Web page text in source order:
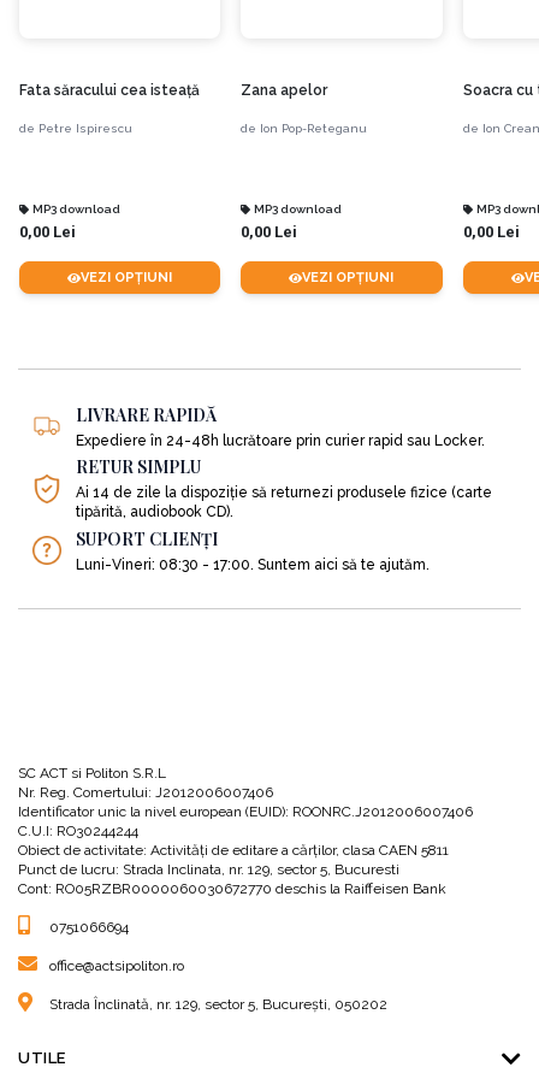
Țicău. Este înmormântat la 2 ianuarie 1890 la cimitirul Eternitatea din Iași.
Fata săracului cea isteaţă
de Petre Ispirescu
MP3 download
0,00 Lei
VEZI OPȚIUNI
Zana apelor
de Ion Pop-Reteganu
MP3 download
0,00 Lei
VEZI OPȚIUNI
Soacra cu
de Ion
MP3
0,00 Lei
LIVRARE RAPIDĂ
Expediere în 24-48h lucrătoare prin curier rapid sau Locker.
RETUR SIMPLU
Ai 14 de zile la dispoziție să returnezi produsele fizice (carte
tipărită, audiobook CD).
SUPORT CLIENȚI
Luni-Vineri: 08:30 - 17:00. Suntem aici să te ajutăm.
SC ACT si Politon S.R.L
Nr. Reg. Comertului: J2012006007406
Identificator unic la nivel european (EUID): ROONRC.J2012006007406
C.U.I: RO30244244
Obiect de activitate: Activităţi de editare a cărţilor, clasa CAEN 5811
Punct de lucru: Strada Inclinata, nr. 129, sector 5, Bucuresti
Cont: RO05RZBR0000060030672770 deschis la Raiffeisen Bank
0751066694
office@actsipoliton.ro
Strada Înclinată, nr. 129, sector 5, București, 050202
UTILE